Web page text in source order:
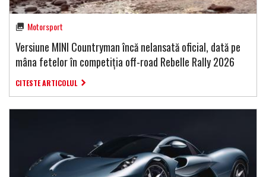
Motorsport
Versiune MINI Countryman încă nelansată oficial, dată pe
mâna fetelor în competiția off-road Rebelle Rally 2026
CITESTE ARTICOLUL